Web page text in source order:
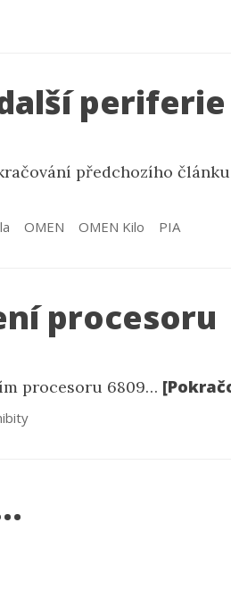
periferie
předchozího
OMEN OMEN Kilo PIA
procesoru
procesoru 6809…